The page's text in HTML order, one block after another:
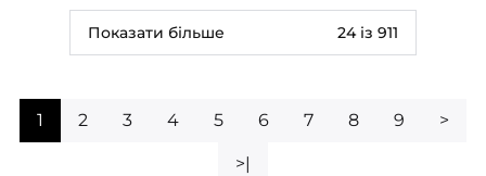
Показати більше 24 із 911
1 2 3 4 5 6 7 8 9 >
>|